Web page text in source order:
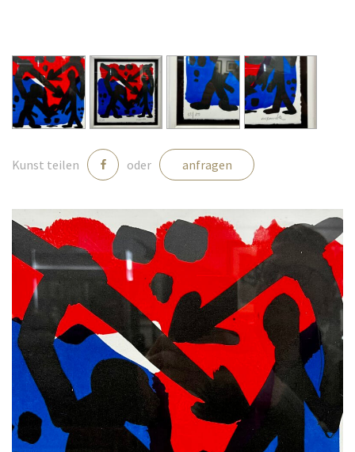
Über uns
einloggen
Kunst teilen oder anfragen